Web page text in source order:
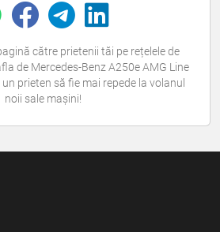
către prietenii tăi pe rețelele de
de Mercedes-Benz A250e AMG Line
prieten să fie mai repede la volanul
noii sale mașini!